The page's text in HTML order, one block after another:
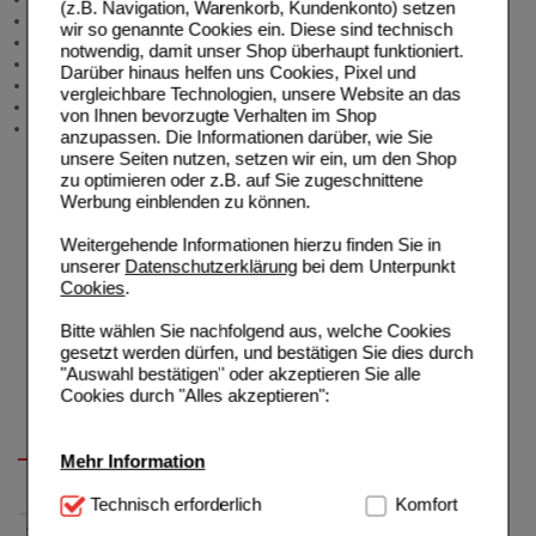
(z.B. Navigation, Warenkorb, Kundenkonto) setzen
wir so genannte Cookies ein. Diese sind technisch
notwendig, damit unser Shop überhaupt funktioniert.
Darüber hinaus helfen uns Cookies, Pixel und
vergleichbare Technologien, unsere Website an das
von Ihnen bevorzugte Verhalten im Shop
anzupassen. Die Informationen darüber, wie Sie
unsere Seiten nutzen, setzen wir ein, um den Shop
zu optimieren oder z.B. auf Sie zugeschnittene
Werbung einblenden zu können.
Weitergehende Informationen hierzu finden Sie in
unserer Datenschutzerklärungbei dem Unterpunkt
Cookies.
Bitte wählen Sie nachfolgend aus, welche Cookies
gesetzt werden dürfen, und bestätigen Sie dies durch
"Auswahl bestätigen" oder akzeptieren Sie alle
Cookies durch "Alles akzeptieren":
Mehr Information
Technisch Notwendig:Hierbei handelt es sich um
Technisch erforderlich Komfort
Meldung Arzneimittelrisiken
Zuzahlungsfreie Arzneien
Angebote & Downloads
Newsletter
Neukundenprämie